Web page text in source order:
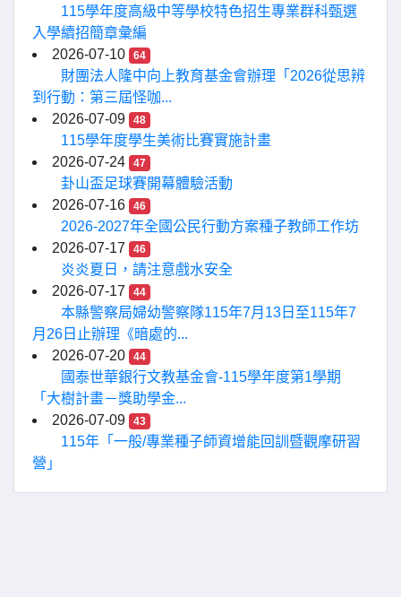
115學年度高級中等學校特色招生專業群科甄選
入學續招簡章彙編
2026-07-10
64
財團法人隆中向上教育基金會辦理「2026從思辨
到行動：第三屆怪咖...
2026-07-09
48
115學年度學生美術比賽實施計畫
2026-07-24
47
卦山盃足球賽開幕體驗活動
2026-07-16
46
2026-2027年全國公民行動方案種子教師工作坊
2026-07-17
46
炎炎夏日，請注意戲水安全
2026-07-17
44
本縣警察局婦幼警察隊115年7月13日至115年7
月26日止辦理《暗處的...
2026-07-20
44
國泰世華銀行文教基金會-115學年度第1學期
「大樹計畫－獎助學金...
2026-07-09
43
115年「一般/專業種子師資增能回訓暨觀摩研習
營」